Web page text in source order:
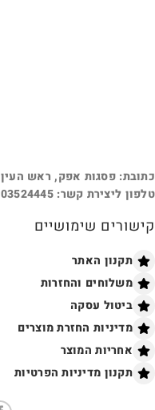
כתובת: פסגות אפק, ראש העין
טלפון ליצירת קשר: 0503524445
קישורים שימושיים
תקנון האתר
משלוחים והחזרות
ביטול עסקה
מדיניות החזרת מוצרים
אחריות המוצר
תקנון מדיניות הפרטיות